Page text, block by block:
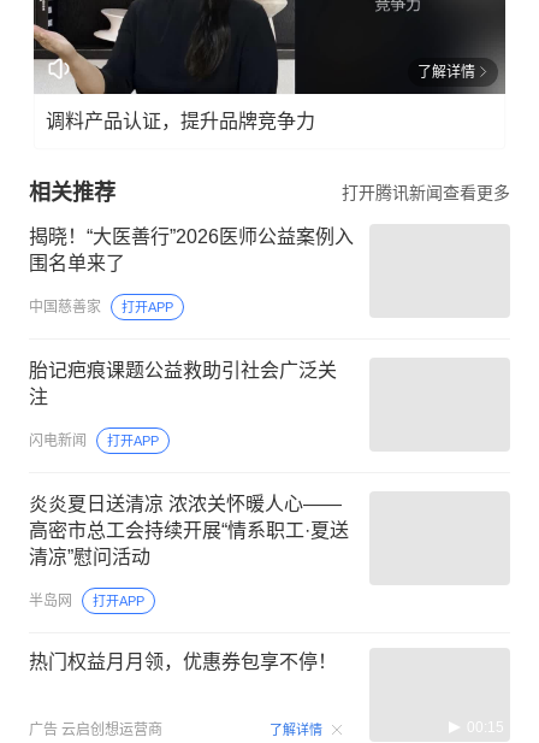
了解详情
调料产品认证，提升品牌竞争力
相关推荐 打开腾讯新闻查看更多
揭晓！“大医善行”2026医师公益案例入
围名单来了
中国慈善家 打开APP
胎记疤痕课题公益救助引社会广泛关
注
闪电新闻 打开APP
炎炎夏日送清凉 浓浓关怀暖人心——
高密市总工会持续开展“情系职工·夏送
清凉”慰问活动
半岛网 打开APP
热门权益月月领，优惠券包享不停！
广告 云启创想运营商 了解详情 00:15